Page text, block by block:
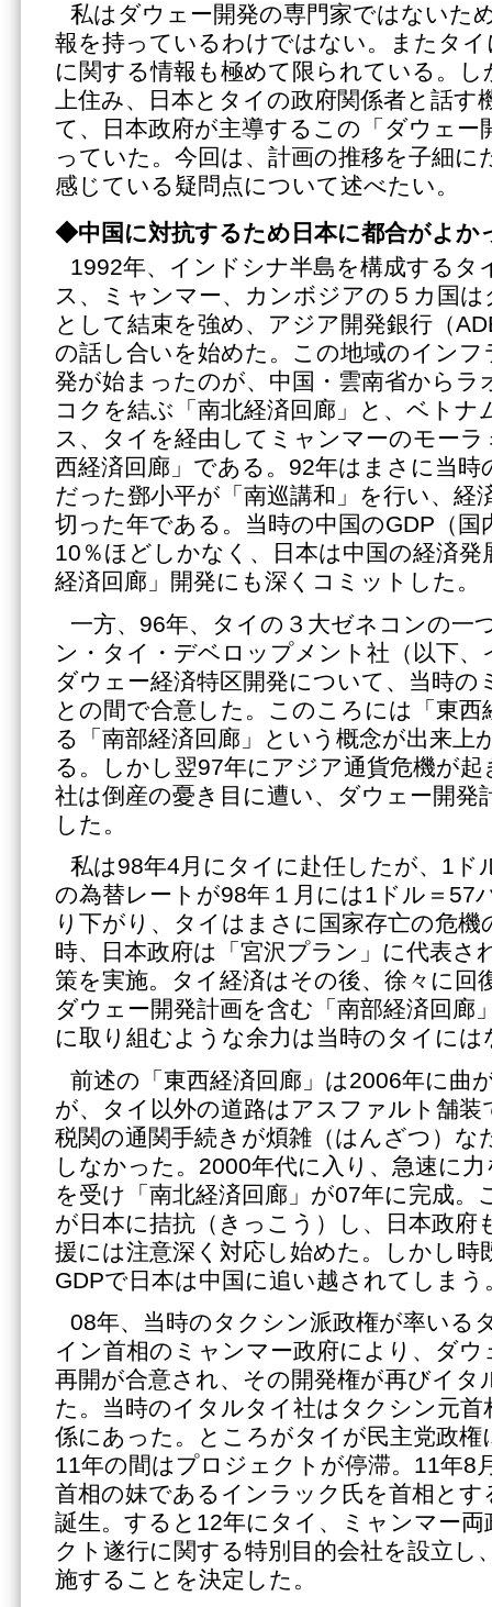
私はダウェー開発の専門家ではないた
報を持っているわけではない。またタ
に関する情報も極めて限られている。
上住み、日本とタイの政府関係者と話す
て、日本政府が主導するこの「ダウェー
っていた。今回は、計画の推移を子細に
感じている疑問点について述べたい。
◆中国に対抗するため日本に都合がよか
1992年、インドシナ半島を構成するタ
ス、ミャンマー、カンボジアの５カ国
として結束を強め、アジア開発銀行（
の話し合いを始めた。この地域のイン
発が始まったのが、中国・雲南省からラ
コクを結ぶ「南北経済回廊」と、ベト
ス、タイを経由してミャンマーのモー
西経済回廊」である。92年はまさに当時
だった鄧小平が「南巡講和」を行い、経
切った年である。当時の中国のGDP（国
10％ほどしかなく、日本は中国の経済発
経済回廊」開発にも深くコミットした。
一方、96年、タイの３大ゼネコンの一
ン・タイ・デベロップメント社（以下
ダウェー経済特区開発について、当時の
との間で合意した。このころには「東西
る「南部経済回廊」という概念が出来上
る。しかし翌97年にアジア通貨危機が
社は倒産の憂き目に遭い、ダウェー開発
した。
私は98年4月にタイに赴任したが、1ド
の為替レートが98年１月には1ドル＝57
り下がり、タイはまさに国家存亡の危
時、日本政府は「宮沢プラン」に代表さ
策を実施。タイ経済はその後、徐々に回
ダウェー開発計画を含む「南部経済回廊
に取り組むような余力は当時のタイには
前述の「東西経済回廊」は2006年に曲
が、タイ以外の道路はアスファルト舗
税関の通関手続きが煩雑（はんざつ）な
しなかった。2000年代に入り、急速に
を受け「南北経済回廊」が07年に完成。
が日本に拮抗（きっこう）し、日本政府
援には注意深く対応し始めた。しかし時
GDPで日本は中国に追い越されてしまう
08年、当時のタクシン派政権が率いる
イン首相のミャンマー政府により、ダウ
再開が合意され、その開発権が再びイタ
た。当時のイタルタイ社はタクシン元首
係にあった。ところがタイが民主党政権
11年の間はプロジェクトが停滞。11年8
首相の妹であるインラック氏を首相とす
誕生。すると12年にタイ、ミャンマー
クト遂行に関する特別目的会社を設立し
施することを決定した。